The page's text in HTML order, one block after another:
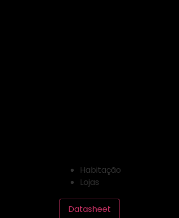
Habitação
Lojas
Datasheet